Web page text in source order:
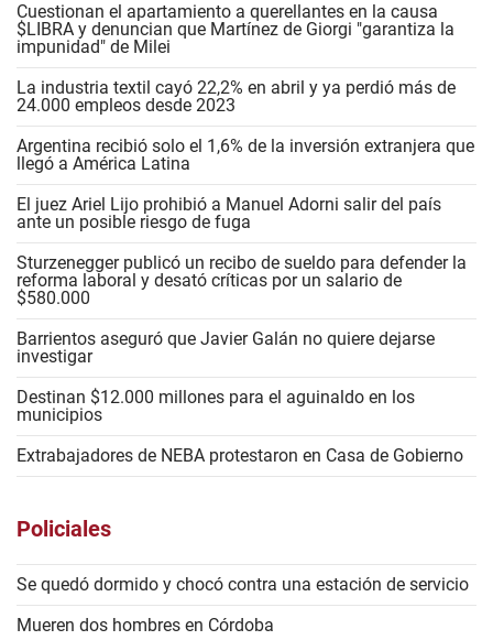
Cuestionan el apartamiento a querellantes en la causa
$LIBRA y denuncian que Martínez de Giorgi "garantiza la
impunidad" de Milei
La industria textil cayó 22,2% en abril y ya perdió más de
24.000 empleos desde 2023
Argentina recibió solo el 1,6% de la inversión extranjera que
llegó a América Latina
El juez Ariel Lijo prohibió a Manuel Adorni salir del país
ante un posible riesgo de fuga
Sturzenegger publicó un recibo de sueldo para defender la
reforma laboral y desató críticas por un salario de
$580.000
Barrientos aseguró que Javier Galán no quiere dejarse
investigar
Destinan $12.000 millones para el aguinaldo en los
municipios
Extrabajadores de NEBA protestaron en Casa de Gobierno
Policiales
Se quedó dormido y chocó contra una estación de servicio
Mueren dos hombres en Córdoba